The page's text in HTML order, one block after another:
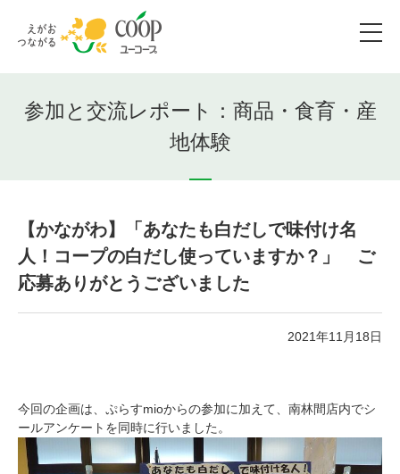
参加と交流レポート：商品・食育・産
地体験
【かながわ】「あなたも白だしで味付け名
人！コープの白だし使っていますか？」 ご
応募ありがとうございました
2021年11月18日
今回の企画は、ぷらすmioからの参加に加えて、南林間店内でシ
ールアンケートを同時に行いました。